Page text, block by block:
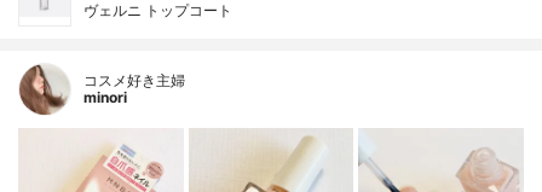
ヴェルニ トップコート
コスメ好き主婦
minori